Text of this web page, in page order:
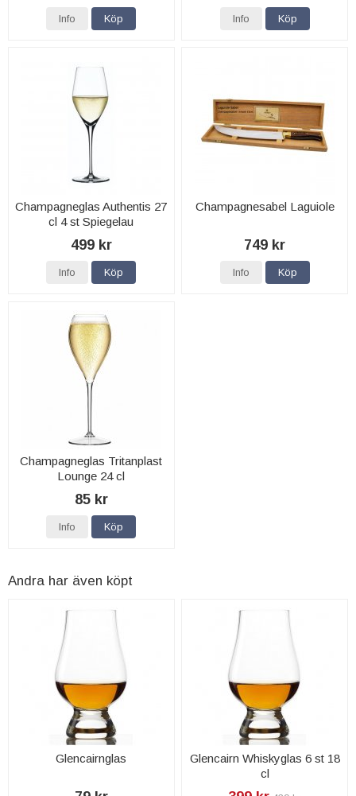
Info Köp Info Köp
Champagneglas Authentis 27
cl 4 st Spiegelau
499 kr
Info Köp
Champagnesabel Laguiole
749 kr
Info Köp
Champagneglas Tritanplast
Lounge 24 cl
85 kr
Info Köp
Andra har även köpt
Glencairnglas
Glencairn Whiskyglas 6 st 18
cl